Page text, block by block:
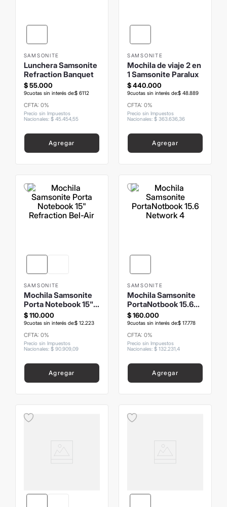
SAMSONITE
Lunchera Samsonite
Refraction Banquet
$ 55.000
9cuotas sin interés de:$ 6112
CFTA: 0%
Precio sin Impuestos
Nacionales: $ 45.454,55
Agregar
SAMSONITE
Mochila de viaje 2 en
1 Samsonite Paralux
$440.000
9cuotas sin interés de:$ 48889
CFTA: 0%
Precio sin Impuestos
Nacionales: $ 36363636
Agregar
SAMSONITE
Mochila Samsonite
Porta Notebook 15"
Refraction Bel-Air
$ 110.000
9cuotas sin interés de:$ 12.223
CFTA: 0%
Precio sin Impuestos
Nacionales: $ 90.909,09
Agregar
SAMSONITE
Mochila Samsonite
PortaNotbook 15.6
Network 4
$160.000
9cuotas sin interés de:$ 17.778
CFTA: 0%
Precio sin Impuestos
Nacionales: $ 132 231 4
Agregar
9.
10.